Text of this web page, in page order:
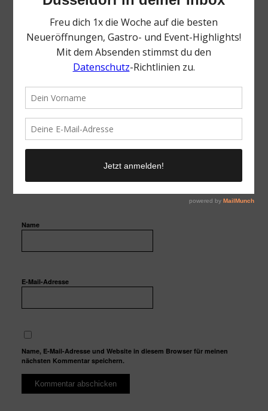
0
KOMMENTARE
Dein Kommentar
Feel free to contribute!
Name
E-Mail-Adresse
Name, E-Mail-Adresse und Website in diesem Browser für meinen
nächsten Kommentar speichern.